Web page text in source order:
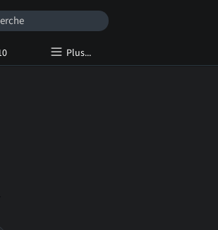
Plus...